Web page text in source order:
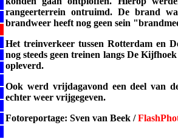
rangeerterrein ontruimd. De brand
brandweer heeft nog geen sein
Het treinverkeer tussen Rotterdam en
nog steeds geen treinen langs De
opleverd.
Ook werd vrijdagavond een deel van
echter weer vrijgegeven.
Fotoreportage: Sven van Beek /